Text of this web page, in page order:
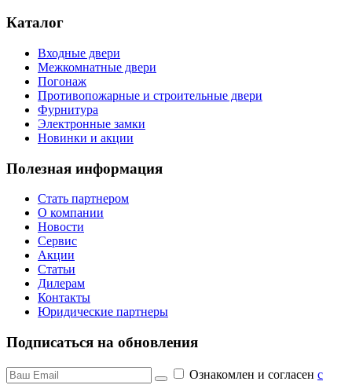
Каталог
Входные двери
Межкомнатные двери
Погонаж
Противопожарные и строительные двери
Фурнитура
Электронные замки
Новинки и акции
Полезная информация
Стать партнером
О компании
Новости
Сервис
Акции
Статьи
Дилерам
Контакты
Юридические партнеры
Подписаться на обновления
Ознакомлен и согласен c